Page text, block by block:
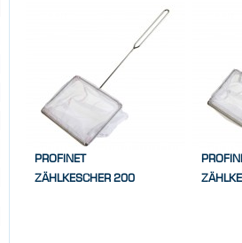
PROFINET
ZÄHLKESCHER 200